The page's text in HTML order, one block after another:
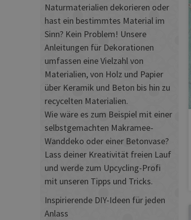
Naturmaterialien dekorieren oder
hast ein bestimmtes Material im
Sinn? Kein Problem! Unsere
Anleitungen für Dekorationen
umfassen eine Vielzahl von
Materialien, von Holz und Papier
über Keramik und Beton bis hin zu
recycelten Materialien.
Wie wäre es zum Beispiel mit einer
selbstgemachten Makramee-
Wanddeko oder einer Betonvase?
Lass deiner Kreativität freien Lauf
und werde zum Upcycling-Profi
mit unseren Tipps und Tricks.
Inspirierende DIY-Ideen für jeden
Anlass